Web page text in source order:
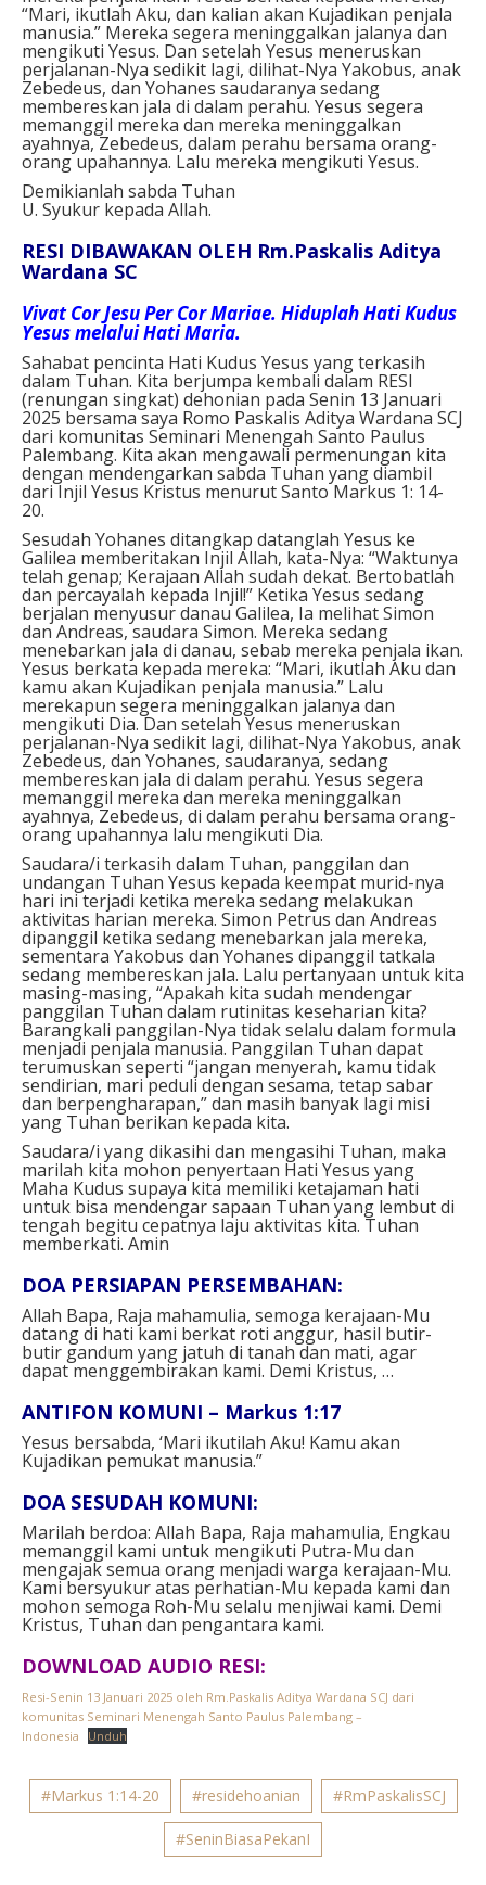
“Mari, ikutlah Aku, dan kalian akan Kujadikan penjala
manusia.” Mereka segera meninggalkan jalanya dan
mengikuti Yesus. Dan setelah Yesus meneruskan
perjalanan-Nya sedikit lagi, dilihat-Nya Yakobus, anak
Zebedeus, dan Yohanes saudaranya sedang
membereskan jala di dalam perahu. Yesus segera
memanggil mereka dan mereka meninggalkan
ayahnya, Zebedeus, dalam perahu bersama orang-
orang upahannya. Lalu mereka mengikuti Yesus.
Demikianlah sabda Tuhan
U. Syukur kepada Allah.
RESI DIBAWAKAN OLEH Rm.Paskalis Aditya
Wardana SC
Vivat Cor Jesu Per Cor Mariae. Hiduplah Hati Kudus
Yesus melalui Hati Maria.
Sahabat pencinta Hati Kudus Yesus yang terkasih
dalam Tuhan. Kita berjumpa kembali dalam RESI
(renungan singkat) dehonian pada Senin 13 Januari
2025 bersama saya Romo Paskalis Aditya Wardana SCJ
dari komunitas Seminari Menengah Santo Paulus
Palembang. Kita akan mengawali permenungan kita
dengan mendengarkan sabda Tuhan yang diambil
dari Injil Yesus Kristus menurut Santo Markus 1: 14-
20.
Sesudah Yohanes ditangkap datanglah Yesus ke
Galilea memberitakan Injil Allah, kata-Nya: “Waktunya
telah genap; Kerajaan Allah sudah dekat. Bertobatlah
dan percayalah kepada Injil!” Ketika Yesus sedang
berjalan menyusur danau Galilea, Ia melihat Simon
dan Andreas, saudara Simon. Mereka sedang
menebarkan jala di danau, sebab mereka penjala ikan.
Yesus berkata kepada mereka: “Mari, ikutlah Aku dan
kamu akan Kujadikan penjala manusia.” Lalu
merekapun segera meninggalkan jalanya dan
mengikuti Dia. Dan setelah Yesus meneruskan
perjalanan-Nya sedikit lagi, dilihat-Nya Yakobus, anak
Zebedeus, dan Yohanes, saudaranya, sedang
membereskan jala di dalam perahu. Yesus segera
memanggil mereka dan mereka meninggalkan
ayahnya, Zebedeus, di dalam perahu bersama orang-
orang upahannya lalu mengikuti Dia.
Saudara/i terkasih dalam Tuhan, panggilan dan
undangan Tuhan Yesus kepada keempat murid-nya
hari ini terjadi ketika mereka sedang melakukan
aktivitas harian mereka. Simon Petrus dan Andreas
dipanggil ketika sedang menebarkan jala mereka,
sementara Yakobus dan Yohanes dipanggil tatkala
sedang membereskan jala. Lalu pertanyaan untuk kita
masing-masing, “Apakah kita sudah mendengar
panggilan Tuhan dalam rutinitas keseharian kita?
Barangkali panggilan-Nya tidak selalu dalam formula
menjadi penjala manusia. Panggilan Tuhan dapat
terumuskan seperti “jangan menyerah, kamu tidak
sendirian, mari peduli dengan sesama, tetap sabar
dan berpengharapan,” dan masih banyak lagi misi
yang Tuhan berikan kepada kita.
Saudara/i yang dikasihi dan mengasihi Tuhan, maka
marilah kita mohon penyertaan Hati Yesus yang
Maha Kudus supaya kita memiliki ketajaman hati
untuk bisa mendengar sapaan Tuhan yang lembut di
tengah begitu cepatnya laju aktivitas kita. Tuhan
memberkati. Amin
DOA PERSIAPAN PERSEMBAHAN⁣:
Allah Bapa, Raja mahamulia, semoga kerajaan-Mu
datang di hati kami berkat roti anggur, hasil butir-
butir gandum yang jatuh di tanah dan mati, agar
dapat menggembirakan kami. Demi Kristus, …⁣
ANTIFON KOMUNI – Markus 1:17⁣
Yesus bersabda, ‘Mari ikutilah Aku! Kamu akan
Kujadikan pemukat manusia.”⁣
DOA SESUDAH KOMUNI:
Marilah berdoa: Allah Bapa, Raja mahamulia, Engkau
memanggil kami untuk mengikuti Putra-Mu dan
mengajak semua orang menjadi warga kerajaan-Mu.
Kami bersyukur atas perhatian-Mu kepada kami dan
mohon semoga Roh-Mu selalu menjiwai kami. Demi
Kristus, Tuhan dan pengantara kami.
DOWNLOAD AUDIO RESI:
Resi-Senin 13 Januari 2025 oleh Rm.Paskalis Aditya Wardana SCJ dari
komunitas Seminari Menengah Santo Paulus Palembang –
Indonesia
Unduh
#Markus 1:14-20 #residehoanian #RmPaskalisSCJ
#SeninBiasaPekanI